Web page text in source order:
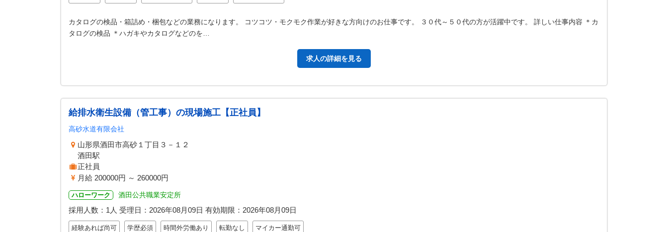
カタログの検品・箱詰め・梱包などの業務になります。 コツコツ・モクモク作業が好きな方向けのお仕事です。 ３０代～５０代の方が活躍中です。 詳しい仕事内容 ＊カ
タログの検品 ＊ハガキやカタログなどのを…
求人の詳細を見る
給排水衛生設備（管工事）の現場施工【正社員】
高砂水道有限会社
山形県酒田市高砂１丁目３－１２
酒田駅
正社員
月給 200000円 ～ 260000円
ハローワーク 酒田公共職業安定所
採用人数：1人 受理日： 2026年08月09日 有効期限： 2026年08月09日
経験あれば尚可 学歴必須 時間外労働あり 転勤なし マイカー通勤可